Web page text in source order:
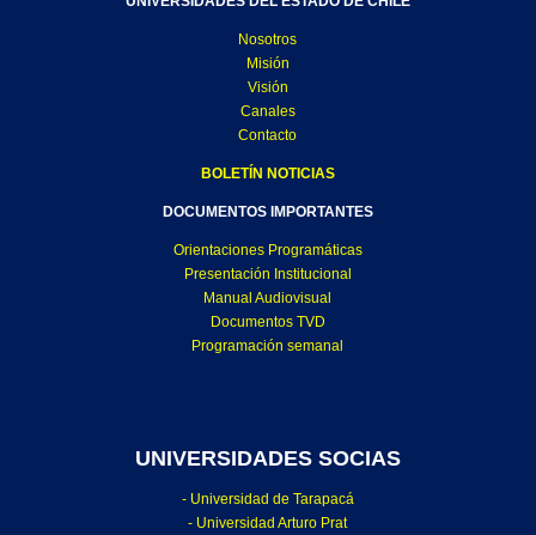
Nosotros
Misión
Visión
Canales
Contacto
BOLETÍN NOTICIAS
DOCUMENTOS IMPORTANTES
Orientaciones Programáticas
Presentación Institucional
Manual Audiovisual
Documentos TVD
Programación semanal
UNIVERSIDADES SOCIAS
- Universidad de Tarapacá
- Universidad Arturo Prat